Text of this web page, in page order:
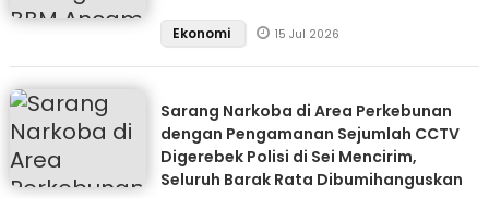
Ekonomi 15 Jul 2026
Sarang Narkoba di Area Perkebunan
dengan Pengamanan Sejumlah CCTV
Digerebek Polisi di Sei Mencirim,
Seluruh Barak Rata Dibumihanguskan